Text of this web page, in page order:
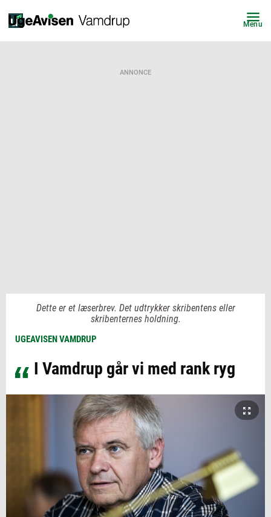
Menu
ANNONCE
Dette er et læserbrev. Det udtrykker skribentens eller
skribenternes holdning.
UGEAVISEN VAMDRUP
I Vamdrup går vi med rank ryg